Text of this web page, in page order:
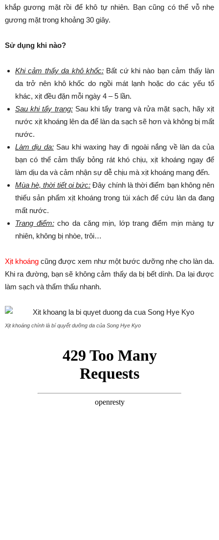
khắp gương mặt rồi để khô tự nhiên. Bạn cũng có thể vỗ nhẹ
gương mặt trong khoảng 30 giây.
Sử dụng khi nào?
Khi cảm thấy da khô khốc:Bất cứ khi nào bạn cảm thấy làn
da trở nên khô khốc do ngồi mát lạnh hoặc do các yếu tố
khác, xịt đều đặn mỗi ngày 4 – 5 lần.
Sau khi tẩy trang:Sau khi tẩy trang và rửa mặt sạch, hãy xịt
nước xịt khoáng lên da để làn da sạch sẽ hơn và không bị mất
nước.
Làm dịu da:Sau khi waxing hay đi ngoài nắng về làn da của
bạn có thể cảm thấy bỏng rát khó chịu, xịt khoáng ngay để
làm dịu da và cảm nhận sự dễ chịu mà xịt khoáng mang đến.
Mùa hè, thời tiết oi bức: Đây chính là thời điểm bạn không nên
thiếu sản phẩm xịt khoáng trong túi xách để cứu làn da đang
mất nước.
Trang điểm:cho da căng mịn, lớp trang điểm mịn màng tự
nhiên, không bị nhòe, trôi…
Xịt khoáng cũng được xem như một bước dưỡng nhẹ cho làn da.
Khi ra đường, bạn sẽ không cảm thấy da bị bết dính. Da lại được
làm sạch và thẩm thấu nhanh.
Xịt khoáng chính là bí quyết dưỡng da của Song Hye Kyo